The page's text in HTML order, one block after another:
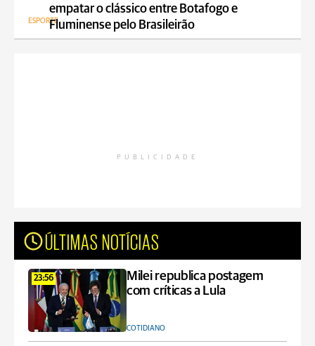
empatar o clássico entre Botafogo e
Fluminense pelo Brasileirão
ESPORTE
PUBLICIDADE
ÚLTIMAS NOTÍCIAS
23:56
Milei republica postagem
com críticas a Lula
COTIDIANO